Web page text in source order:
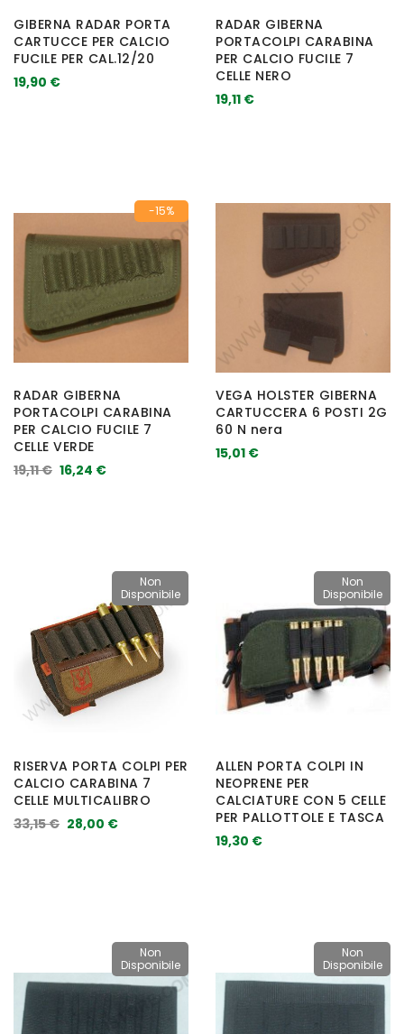
GIBERNA RADAR PORTA
CARTUCCE PER CALCIO
FUCILE PER CAL.12/20
19,90 €
RADAR GIBERNA
PORTACOLPI CARABINA
PER CALCIO FUCILE 7
CELLE NERO
19,11 €
-15%
RADAR GIBERNA
PORTACOLPI CARABINA
PER CALCIO FUCILE 7
CELLE VERDE
16,24 €
19,11 €
VEGA HOLSTER GIBERNA
CARTUCCERA 6 POSTI 2G
60 N nera
15,01 €
Non
Disponibile
RISERVA PORTA COLPI PER
CALCIO CARABINA 7
CELLE MULTICALIBRO
28,00 €
33,15 €
Non
Disponibile
ALLEN PORTA COLPI IN
NEOPRENE PER
CALCIATURE CON 5 CELLE
PER PALLOTTOLE E TASCA
19,30 €
Non
Disponibile
Non
Disponibile